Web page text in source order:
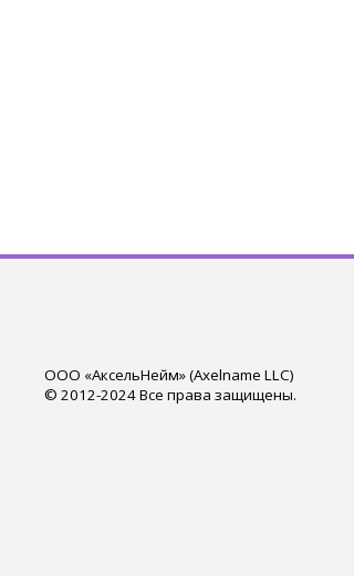
ООО «АксельНейм» (Axelname LLC)
© 2012-2024 Все права защищены.